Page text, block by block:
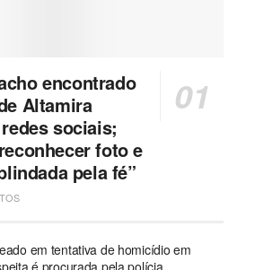
encontrado
Altamira
sociais;
foto e
pela fé”
em tentativa de homicídio em
é procurada pela polícia